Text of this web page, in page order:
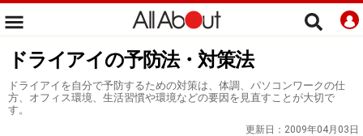
ドライアイの予防法・対策法
ドライアイを自分で予防するための対策は、体調、パソコンワークの仕
方、オフィス環境、生活習慣や環境などの要因を見直すことが大切で
す。
更新日： 2009年04月03日